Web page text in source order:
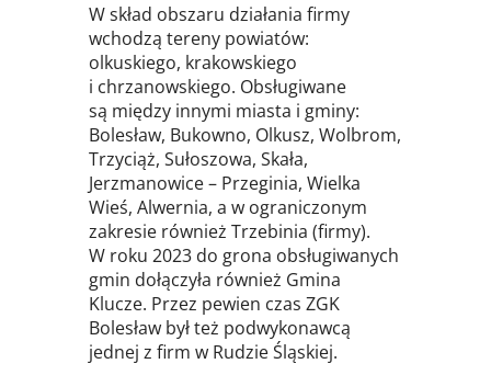
W skład obszaru działania firmy
wchodzą tereny powiatów:
olkuskiego, krakowskiego
i chrzanowskiego. Obsługiwane
są między innymi miasta i gminy:
Bolesław, Bukowno, Olkusz, Wolbrom,
Trzyciąż, Sułoszowa, Skała,
Jerzmanowice – Przeginia, Wielka
Wieś, Alwernia, a w ograniczonym
zakresie również Trzebinia (firmy).
W roku 2023 do grona obsługiwanych
gmin dołączyła również Gmina
Klucze. Przez pewien czas ZGK
Bolesław był też podwykonawcą
jednej z firm w Rudzie Śląskiej.